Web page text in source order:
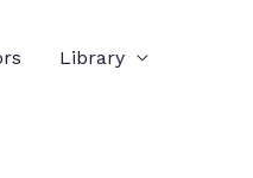
Library